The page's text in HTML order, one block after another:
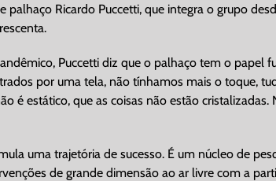
palhaço Ricardo Puccetti, que integra o grupo
Puccetti diz que o palhaço tem o
por uma tela, não tínhamos mais o toque,
é estático, que as coisas não estão
uma trajetória de sucesso. É um núcleo de
de grande dimensão ao ar livre com a